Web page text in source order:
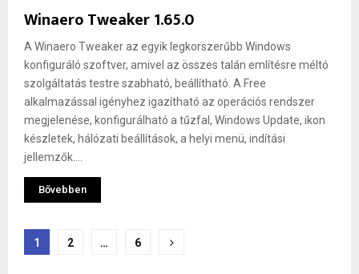
Winaero Tweaker 1.65.0
A Winaero Tweaker az egyik legkorszerűbb Windows
konfiguráló szoftver, amivel az összes talán említésre méltó
szolgáltatás testre szabható, beállítható. A Free
alkalmazással igényhez igazítható az operációs rendszer
megjelenése, konfigurálható a tűzfal, Windows Update, ikon
készletek, hálózati beállítások, a helyi menü, indítási
jellemzők....
Bővebben
Bejegyzések
1 2 … 6